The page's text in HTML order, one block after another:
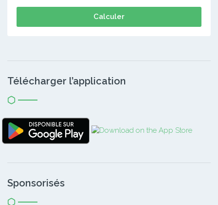
Calculer
Télécharger l’application
Sponsorisés